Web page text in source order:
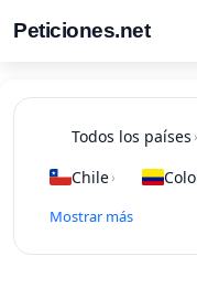
Peticiones.net
Todos los países ›
Chile›
Mostrar más